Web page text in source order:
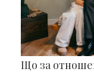
Що за